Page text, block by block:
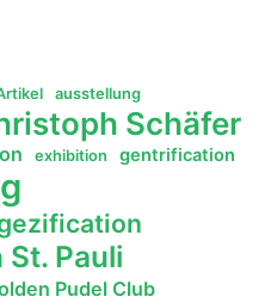
ausstellung
Schäfer
exhibition gentrification
Pauli
Pudel Club